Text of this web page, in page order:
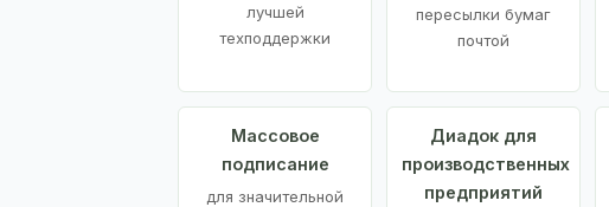
лучшей
техподдержки
пересылки бумаг
почтой
Массовое
подписание
для значительной
Диадок для
производственных
предприятий